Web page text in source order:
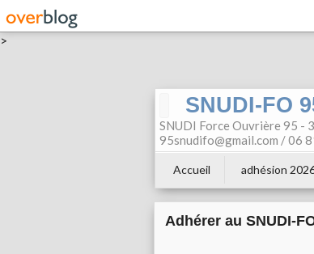
>
SNUDI-FO
SNUDI Force Ouvrière 95 -
95snudifo@gmail.com / 06
Accueil adhésion
Adhérer au SNUDI-